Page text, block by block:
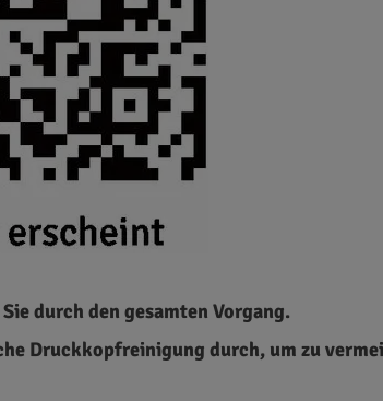
durch den gesamten Vorgang.
Druckkopfreinigung durch, um zu